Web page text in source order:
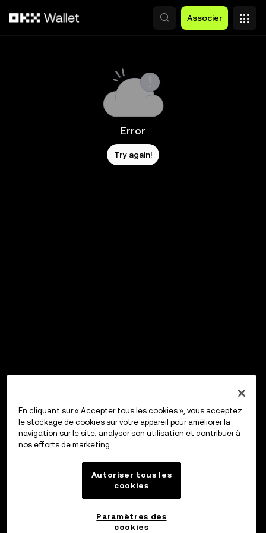
Associer
Error
Try again!
En cliquant sur « Accepter tous les cookies », vous acceptez
le stockage de cookies sur votre appareil pour améliorer la
navigation sur le site, analyser son utilisation et contribuer à
nos efforts de marketing.
Autoriser tous les
cookies
Paramètres des
cookies